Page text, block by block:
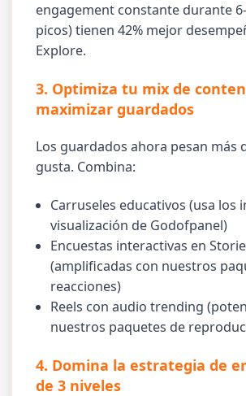
engagement constante durante
picos) tienen 42% mejor
Explore.
3. Optimiza tu mix de
maximizar guardados
Los guardados ahora pesan más
gusta. Combina:
Carruseles educativos (usa los
visualización de Godofpanel)
Encuestas interactivas en
(amplificadas con nuestros
reacciones)
Reels con audio trending
nuestros paquetes de
4. Domina la estrategia de
de 3 niveles